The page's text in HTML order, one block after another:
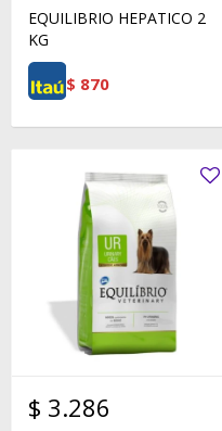
EQUILIBRIO HEPATICO 2
KG
$ 870
$ 3.286